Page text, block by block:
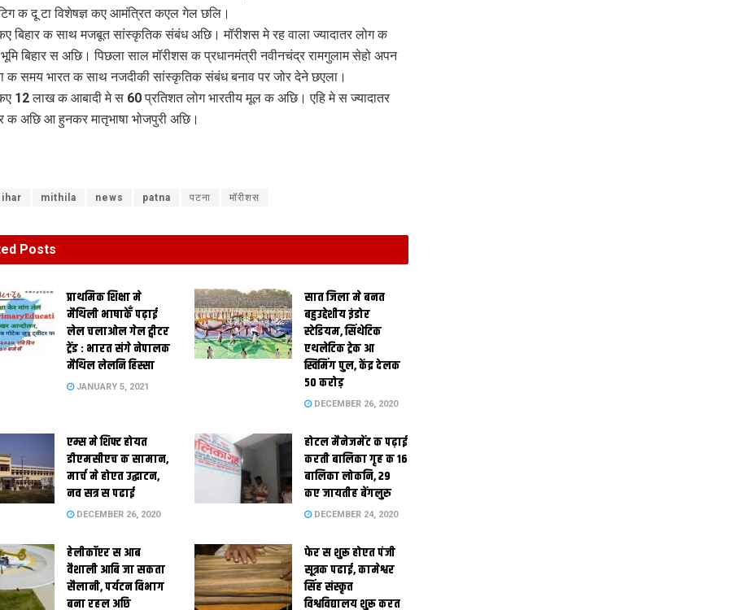
क दू टा विशेषज्ञ कए आमंत्रित कएल गेल छलि।
बिहार क साथ मजबूत सांस्कृतिक संबंध अछि। मॉरीशस मे रह वाला ज्यादातर लोग क
बिहार स अछि। पिछला साल मॉरीशस क प्रधानमंत्री नवीनचंद्र रामगुलाम सेहो अपन
क समय भारत क साथ नजदीकी सांस्कृतिक संबंध बनाव पर जोर देने छएला।
12 लाख क आबादी मे स 60 प्रतिशत लोग भारतीय मूल क अछि। एहि मे स ज्यादातर
क अछि आ हुनकर मातृभाषा भोजपुरी अछि।
mithila news patna पटना मॉरीशस
Posts
प्राथमिक शि‍क्षा मे
मैथि‍ली भाषाकेँ पढ़ाई
लेल चलाओल गेल ट्वीटर
ट्रेंड : भारत संगे नेपालक
मैथिल लेलनि हिस्सा
JANUARY 5, 2021
सात जिला मे बनत
बहुउद्देशीय इंडोर
स्‍टेडि‍यम, सिंथेटिक
एथलेटिक ट्रेक आ
स्विमिंग पुल, केंद्र देलक
50 करोड़
DECEMBER 26, 2020
एम्स मे शिफ्ट होयत
डीएमसीएच क सामान,
मार्च मे होएत उद्घाटन,
नव सत्र स पढाई
DECEMBER 26, 2020
होटल मैनेजमेंट क पढ़ाई
करती बालिका गृह क 16
बालिका लोकनि, 29
कए जायतीह बेंगलुरु
DECEMBER 24, 2020
हेलीकॉप्टर स आब
वैशाली आबि जा सकता
सैलानी, पर्यटन विभाग
बना रहल अछि
फेर स शुरू होएत पंजी
सूत्रक पढाई, कामेश्वर
सिंह संस्कृत
विश्वविद्यालय शुरू करत